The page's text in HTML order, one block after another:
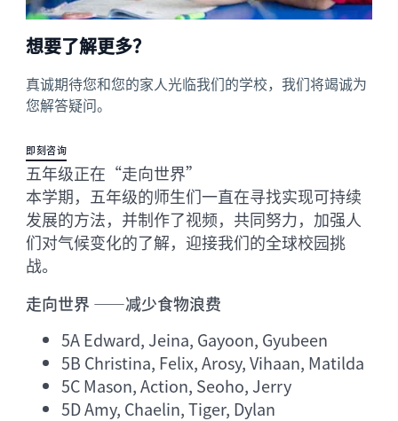
想要了解更多？
真诚期待您和您的家人光临我们的学校，我们将竭诚为
您解答疑问。
即刻咨询
五年级正在“走向世界”
本学期，五年级的师生们一直在寻找实现可持续
发展的方法，并制作了视频，共同努力，加强人
们对气候变化的了解，迎接我们的全球校园挑
战。
走向世界 ——减少食物浪费
5A Edward, Jeina, Gayoon, Gyubeen
5B Christina, Felix, Arosy, Vihaan, Matilda
5C Mason, Action, Seoho, Jerry
5D Amy, Chaelin, Tiger, Dylan